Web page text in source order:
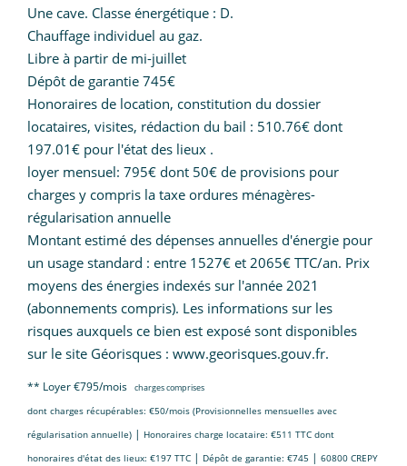
Une cave. Classe énergétique : D.
Chauffage individuel au gaz.
Libre à partir de mi-juillet
Dépôt de garantie 745€
Honoraires de location, constitution du dossier
locataires, visites, rédaction du bail : 510.76€ dont
197.01€ pour l'état des lieux .
loyer mensuel: 795€ dont 50€ de provisions pour
charges y compris la taxe ordures ménagères-
régularisation annuelle
Montant estimé des dépenses annuelles d'énergie pour
un usage standard : entre 1527€ et 2065€ TTC/an. Prix
moyens des énergies indexés sur l'année 2021
(abonnements compris). Les informations sur les
risques auxquels ce bien est exposé sont disponibles
sur le site Géorisques : www.georisques.gouv.fr.
** Loyer €795/mois
charges comprises
dont charges récupérables: €50/mois (Provisionnelles mensuelles avec
régularisation annuelle) | Honoraires charge locataire: €511 TTC dont
honoraires d'état des lieux: €197 TTC | Dépôt de garantie: €745 | 60800 CREPY